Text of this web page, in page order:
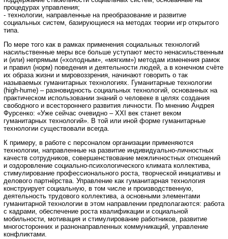
процедурах управления;
- технологии, направленные на преобразование и развитие
социальных систем, базирующиеся на методах теории игр открытого
типа.
По мере того как в рамках применения социальных технологий
насильственные меры все больше уступают место ненасильственным
и (или) непрямым («холодным», «мягким») методам изменения рамок
и правил (норм) поведения и деятельности людей, а в конечном счёте
их образа жизни и мировоззрения, начинают говорить о так
называемых гуманитарных технологиях. Гуманитарные технологии
(high-hume) – разновидность социальных технологий, основанных на
практическом использовании знаний о человеке в целях создания
свободного и всестороннего развития личности. По мнению Андрея
Фурсенко: «Уже сейчас очевидно – ХХI век станет веком
гуманитарных технологий». В той или иной форме гуманитарные
технологии существовали всегда.
К примеру, в работе с персоналом организации применяются
технологии, направленные на развитие индивидуально-личностных
качеств сотрудников, совершенствование межличностных отношений
и оздоровление социально-психологического климата коллектива,
стимулирование профессионального роста, творческой инициативы и
делового партнёрства. Управление как гуманитарная технология
конструирует социальную, в том числе и производственную,
деятельность трудового коллектива, а основными элементами
гуманитарной технологии в этом направлении предполагаются: работа
с кадрами, обеспечение роста квалификации и социальной
мобильности, мотивация и стимулирование работников, развитие
многосторонних и разнонаправленных коммуникаций, управление
конфликтами.